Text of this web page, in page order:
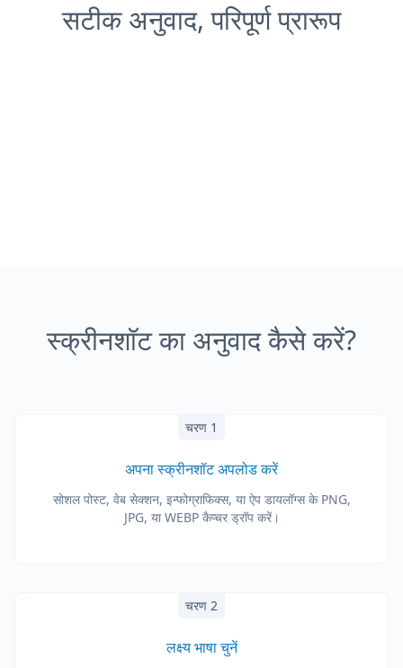
सटीक अनुवाद, परिपूर्ण प्रारूप
स्क्रीनशॉट का अनुवाद कैसे करें?
चरण 1
अपना स्क्रीनशॉट अपलोड करें
सोशल पोस्ट, वेब सेक्शन, इन्फोग्राफिक्स, या ऐप डायलॉग्स के PNG,
JPG, या WEBP कैप्चर ड्रॉप करें।
चरण 2
लक्ष्य भाषा चुनें